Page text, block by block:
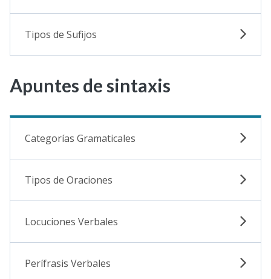
Tipos de Sufijos
Apuntes de sintaxis
Categorías Gramaticales
Tipos de Oraciones
Locuciones Verbales
Perífrasis Verbales